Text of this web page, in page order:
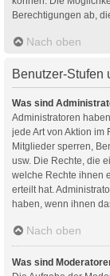
Berechtigungen ab,
Nach oben
Benutzer-Stufen
Was sind
Administratoren
jede Art von Aktion im
Mitglieder sperren,
usw. Die Rechte, die
welche Rechte ihnen
erteilt hat.
haben, wenn ihnen
Nach oben
Was sind